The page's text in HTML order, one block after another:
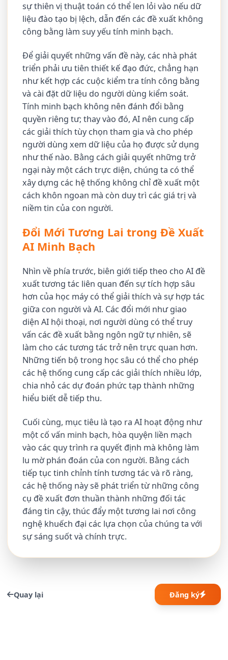
sự thiên vị thuật toán có thể len lỏi vào nếu dữ
liệu đào tạo bị lệch, dẫn đến các đề xuất không
công bằng làm suy yếu tính minh bạch.
Để giải quyết những vấn đề này, các nhà phát
triển phải ưu tiên thiết kế đạo đức, chẳng hạn
như kết hợp các cuộc kiểm tra tính công bằng
và cài đặt dữ liệu do người dùng kiểm soát.
Tính minh bạch không nên đánh đổi bằng
quyền riêng tư; thay vào đó, AI nên cung cấp
các giải thích tùy chọn tham gia và cho phép
người dùng xem dữ liệu của họ được sử dụng
như thế nào. Bằng cách giải quyết những trở
ngại này một cách trực diện, chúng ta có thể
xây dựng các hệ thống không chỉ đề xuất một
cách khôn ngoan mà còn duy trì các giá trị và
niềm tin của con người.
Đổi Mới Tương Lai trong Đề Xuất
AI Minh Bạch
Nhìn về phía trước, biên giới tiếp theo cho AI đề
xuất tương tác liên quan đến sự tích hợp sâu
hơn của học máy có thể giải thích và sự hợp tác
giữa con người và AI. Các đổi mới như giao
diện AI hội thoại, nơi người dùng có thể truy
vấn các đề xuất bằng ngôn ngữ tự nhiên, sẽ
làm cho các tương tác trở nên trực quan hơn.
Những tiến bộ trong học sâu có thể cho phép
các hệ thống cung cấp các giải thích nhiều lớp,
chia nhỏ các dự đoán phức tạp thành những
hiểu biết dễ tiếp thu.
Cuối cùng, mục tiêu là tạo ra AI hoạt động như
một cố vấn minh bạch, hòa quyện liền mạch
vào các quy trình ra quyết định mà không làm
lu mờ phán đoán của con người. Bằng cách
tiếp tục tinh chỉnh tính tương tác và rõ ràng,
các hệ thống này sẽ phát triển từ những công
cụ đề xuất đơn thuần thành những đối tác
đáng tin cậy, thúc đẩy một tương lai nơi công
nghệ khuếch đại các lựa chọn của chúng ta với
sự sáng suốt và chính trực.
Quay lại Đăng ký